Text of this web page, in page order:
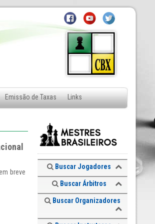
Emissão de Taxas Links
breve
Buscar Jogadores
Buscar Árbitros
Buscar Organizadores